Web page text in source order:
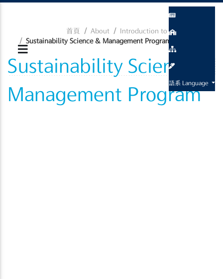
語系 Language
首頁 About
Introduction to the Program
Sustainability Science & Management Program
Sustainability Science &
Management Program